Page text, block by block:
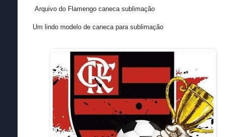
Arquivo do Flamengo caneca sublimação
Um lindo modelo de caneca para sublimação